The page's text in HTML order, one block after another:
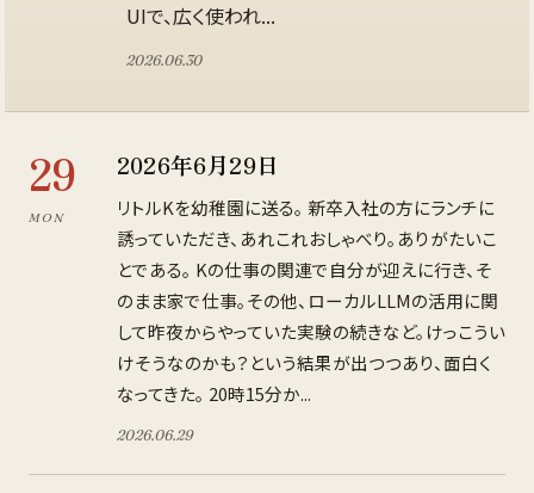
UIで、広く使われ...
2026.06.30
29
MON
2026年6月29日
リトルKを幼稚園に送る。 新卒入社の方にランチに
誘っていただき、あれこれおしゃべり。ありがたいこ
とである。 Kの仕事の関連で自分が迎えに行き、そ
のまま家で仕事。その他、ローカルLLMの活用に関
して昨夜からやっていた実験の続きなど。けっこうい
けそうなのかも？という結果が出つつあり、面白く
なってきた。 20時15分か...
2026.06.29